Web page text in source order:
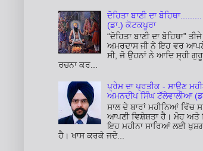
ਦੋਹਿਤਾ ਬਾਣੀ ਦਾ
(ਡਾ.) ਕੋਟਕਪੂਰਾ
“ਦੋਹਿਤਾ ਬਾਣੀ ਦਾ ਬੋਹਿਥਾ”
ਅਮਰਦਾਸ ਜੀ ਨੇ ਇਹ ਵਰ
ਸੀ, ਜੋ ਉਹਨਾਂ ਨੇ ਆਦਿ ਸ੍ਰੀ
ਰਚਨਾ ਕਰ...
ਪ੍ਰੇਮ ਦਾ ਪ੍ਰਤੀਕ - ਸਾਉਣ
ਅਮਨਦੀਪ ਸਿੰਘ ਟੱਲੇਵਾਲੀਆ
ਸਾਲ ਦੇ ਬਾਰਾਂ ਮਹੀਨਿਆਂ ਵਿੱਚ
ਆਪਣੀ ਵਿਸ਼ੇਸ਼ਤਾ ਹੈ। ਮੋਹ ਅਤੇ
ਇਹ ਮਹੀਨਾ ਸਾਰਿਆਂ ਲਈ
ਹੈ। ਖਾਸ ਕਰਕੇ ਜਦੋ...